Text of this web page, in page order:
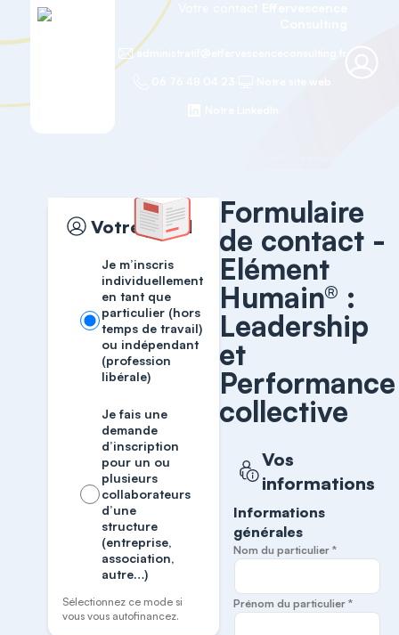
administratif@effervescenceconsulting.fr
Votre profil
Je m’inscris
individuellement
en tant que
particulier (hors
temps de travail)
ou indépendant
(profession
libérale)
Je fais une
demande
d’inscription
pour un ou
plusieurs
collaborateurs
d’une
structure
(entreprise,
association,
autre…)
Sélectionnez ce mode si
vous vous autofinancez.
Formulaire
de contact -
Elément
Humain® :
Leadership
et
Performance
collective
Vos
informations
Informations
générales
Nom du particulier *
Prénom du particulier *